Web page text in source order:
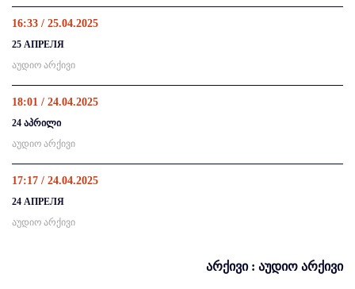
16:33 / 25.04.2025
25 АПРЕЛЯ
აუდიო არქივი
18:01 / 24.04.2025
24 აპრილი
აუდიო არქივი
17:17 / 24.04.2025
24 АПРЕЛЯ
აუდიო არქივი
არქივი : აუდიო არქივი